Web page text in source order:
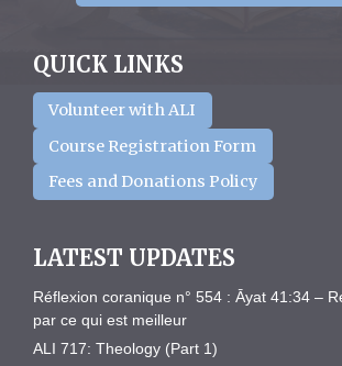
QUICK LINKS
Volunteer with ALI
Course Registration Form
Fees and Donations Policy
LATEST UPDATES
Réflexion coranique n° 554 : Āyat 41:34 –
par ce qui est meilleur
ALI 717: Theology (Part 1)